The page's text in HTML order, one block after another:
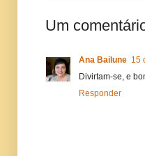
Um
Ana Bailune 15
Divirtam-se, e
Responder